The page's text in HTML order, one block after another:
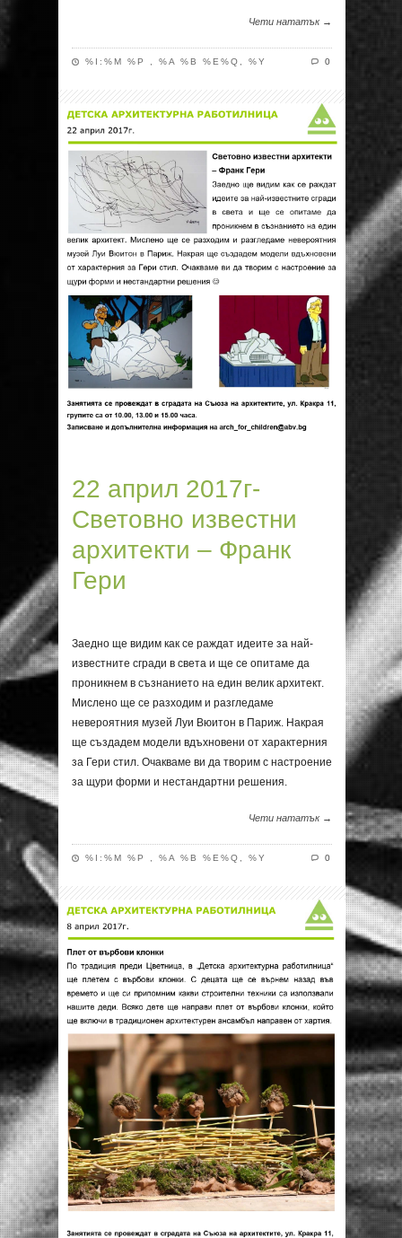
Чети нататък →
%I:%M %P , %A %B %E%Q, %Y 0
22 април 2017г-
Световно известни
архитекти – Франк
Гери
Заедно ще видим как се раждат идеите за най-
известните сгради в света и ще се опитаме да
проникнем в съзнанието на един велик архитект.
Мислено ще се разходим и разгледаме
невероятния музей Луи Вюитон в Париж. Накрая
ще създадем модели вдъхновени от характерния
за Гери стил. Очакваме ви да творим с настроение
за щури форми и нестандартни решения.
Чети нататък →
%I:%M %P , %A %B %E%Q, %Y 0